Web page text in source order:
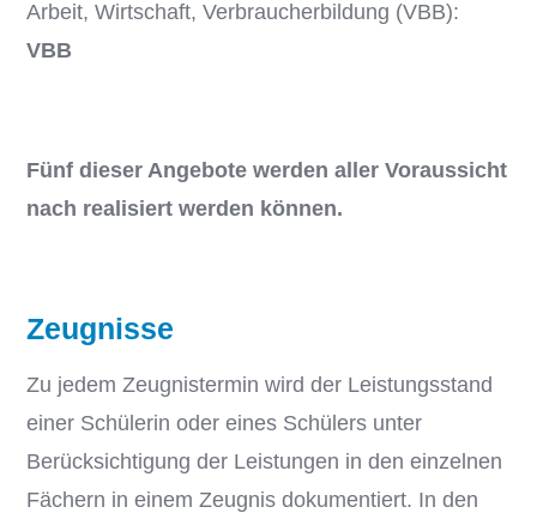
Arbeit, Wirtschaft, Verbraucherbildung (VBB):
VBB
Fünf dieser Angebote werden aller Voraussicht
nach realisiert werden können.
Zeugnisse
Zu jedem Zeugnistermin wird der Leistungsstand
einer Schülerin oder eines Schülers unter
Berücksichtigung der Leistungen in den einzelnen
Fächern in einem Zeugnis dokumentiert. In den